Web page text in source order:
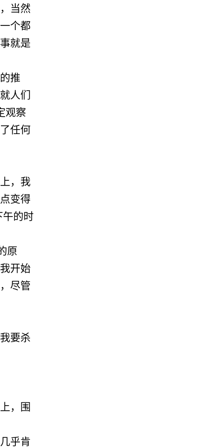
当然
个都
就是
推
人们
观察
任何
，我
变得
的时
原
开始
尽管
要杀
，围
乎肯